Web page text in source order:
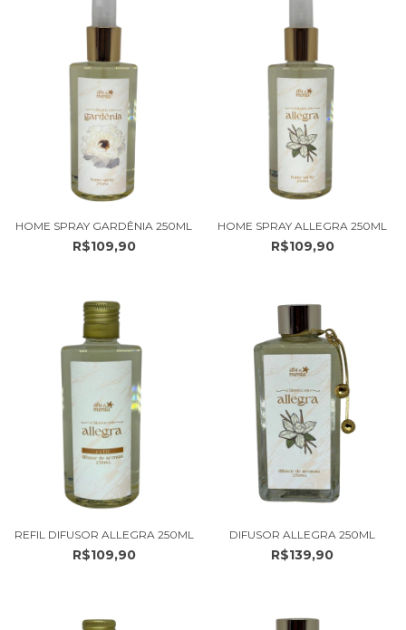
HOME SPRAY GARDÊNIA 250ML
R$109,90
HOME SPRAY ALLEGRA 250ML
R$109,90
REFIL DIFUSOR ALLEGRA 250ML
R$109,90
DIFUSOR ALLEGRA 250ML
R$139,90